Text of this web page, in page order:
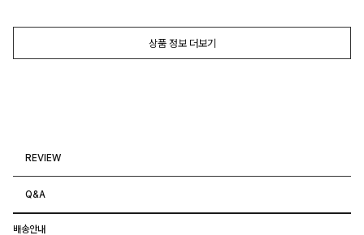
상품 정보 더보기
REVIEW
Q&A
배송안내